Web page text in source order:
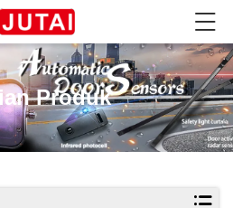
Produk